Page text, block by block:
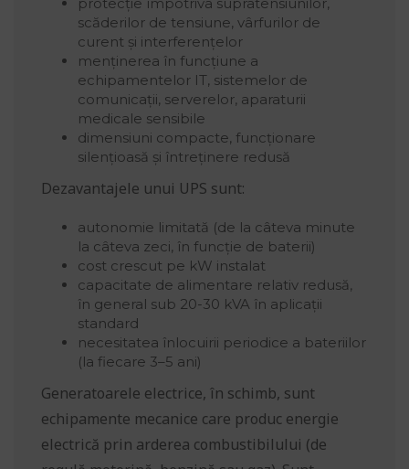
scăderilor de tensiune, vârfurilor de
curent și interferențelor
menținerea în funcțiune a
echipamentelor IT, sistemelor de
comunicații, serverelor, aparaturii
medicale sensibile
dimensiuni compacte, funcționare
silențioasă și întreținere redusă
Dezavantajele unui UPS sunt:
autonomie limitată (de la câteva minute
la câteva zeci, în funcție de baterii)
cost crescut pe kW instalat
capacitate de alimentare relativ redusă,
în general sub 20-30 kVA în aplicații
standard
necesitatea înlocuirii periodice a bateriilor
(la fiecare 3–5 ani)
Generatoarele electrice, în schimb, sunt
echipamente mecanice care produc energie
electrică prin arderea combustibilului (de